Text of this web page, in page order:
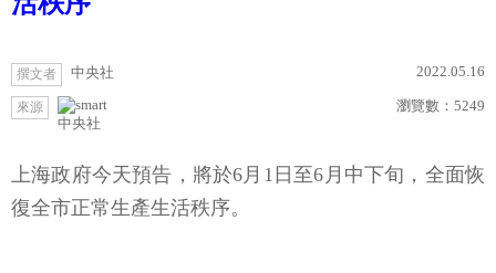
撰文者 中央社 2022.05.16
來源
中央社
瀏覽數： 5249
上海政府今天預告，將於6月1日至6月中下旬，全面恢
復全市正常生產生活秩序。